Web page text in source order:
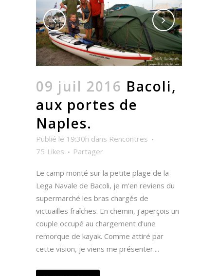
09 juil 2016 Bacoli,
aux portes de
Naples.
Publié le 19:30h dans Rencontres
75 Likes Partager
Le camp monté sur la petite plage de la
Lega Navale de Bacoli, je m'en reviens du
supermarché les bras chargés de
victuailles fraîches. En chemin, j'aperçois un
couple occupé au chargement d'une
remorque de kayak. Comme attiré par
cette vision, je viens me présenter....